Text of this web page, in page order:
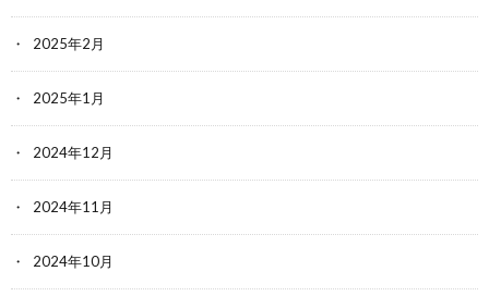
2025年2月
2025年1月
2024年12月
2024年11月
2024年10月